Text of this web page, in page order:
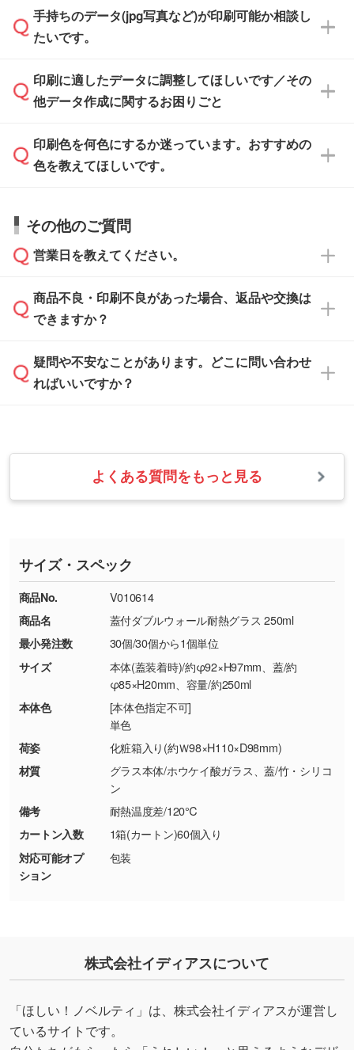
せいただければ、弊社にて無料でデザインデー
タを1点作成いたします。
積・ご注文フォームにアップロードしてご入稿
ください。
ご入稿後は経験豊富なスタッフがデータに不備
がないかチェックし、お客様と確認してから印
刷に進みますので、ご安心ください。
一部商品は入稿用テンプレートのご用意があり
ます。各商品ページの『印刷方法・テンプレー
入稿用のテンプレートはPDF形式ですが、
IllustratorやPhotoshopで開いてご利用いただけ
方」をご確認ください。
手持ちのデータ(jpg写真など)が印刷可能か相談し
たいです。
印刷に適したデータ・解像度かどうか、担当ス
タッフが事前に確認いたします。
ムへ添付いただくか、担当スタッフ宛にメール
でお送りください。
い合わせください。
なお、印刷用データの作り方に関する詳細は、
印刷に適したデータに調整してほしいです／その
他データ作成に関するお困りごと
データ作成でお困りの際には、担当スタッフが
サポートいたしますのでお気軽にご相談くださ
から添付してお送りください。
しい
解像度の低い画像や、手書きのイラスト、写真
などを、印刷に適したベクターデータに変換し
・フルカラーデータを1色に変換してほしい
・1色印刷でグラデーションや濃淡を表現した
い
す。→詳しく見る
・コーポレートカラーを使って印刷したい／印
刷色にこだわりがある
DIC・PANTONEなどのカラーチップの指定や、
現物支給による色指定も承っております。→詳
・背景がある画像からキャラクター部分だけを
使いたいです
シンプルな背景のデータや、使いたいキャラク
ター部分の輪郭がはっきりしているデータは切
り抜き処理が可能です。→詳しく見る
・持っているデータの背景が足りない／塗り足
しの作り方が分からない
印刷したいデータが印刷範囲よりも小さい場
・デザインにQRコードを入れたい／QRコード
を生成してほしい
URLをご指定いただければ、QRコードを生成
いたします。配置のご相談にも応じています。
→詳しく見る
印刷色を何色にするか迷っています。おすすめの
色を教えてほしいです。
お見積・ご注文・
相談いただきますと、担当スタッフがお客様の
ご希望や商品の本体色を確認し、印刷色をご提
本体色がブラック、ネイビーなど濃色の場合は
白色か淡い色の印刷色をおすすめしておりま
本体色がナチュラルなど淡色の場合、印刷をく
っきりと目立たせたいときは濃い印刷色が、柔
らかい雰囲気にしたいときは淡い印刷色が映え
また、お選びいただいた印刷色が本体色に合わ
ない場合や仕上がりに影響しそうな場合は、ス
その他のご質問
営業日を教えてください。
営業日は平日の10:00～18:00で、土日祝日はお
休みとなります。注文・見積・お問い合わせ
速やかに対応いたします。
商品不良・印刷不良があった場合、返品や交換は
できますか？
お手数をお掛けいたしますが、至急担当スタッ
フまでご連絡ください。商品の状況を確認し、
・お届け時に商品が損傷・故障している場合
・ご注文と異なる商品が届いた場合
・印刷不良があった場合
※詳しくは「商品の良品基準について
ください。
【返品・交換ができない場合】
・お客様の元で商品を加工された場合、または
商品が破損した場合
・商品到着後7日以上経過している場合
・お客様のご都合による返品・交換依頼(商
品・色・数量などの注文間違い等)
疑問や不安なことがあります。どこに問い合わせ
ればいいですか？
業日以内に担当スタッフよりメールにてご連絡
いたします。
お急ぎの場合はお電話でのご質問も受け付けて
TEL：0422-29-9911 営業時間10:00～
18:00(土日祝日除く)
お問い合わせフォームはこちら
よくある質問をもっと見る
サイズ・スペック
商品No.
V010614
商品名
蓋付ダブルウォール耐熱グラス 250ml
最小発注数
30個/30個から1個単位
サイズ
本体(蓋装着時)/約φ92×H97mm、蓋/約
φ85×H20mm、容量/約250ml
本体色
[本体色指定不可]
単色
荷姿
化粧箱入り(約Ｗ98×H110×D98mm)
材質
グラス本体/ホウケイ酸ガラス、蓋/竹・シリコ
ン
備考
耐熱温度差/120℃
カートン入数
1箱(カートン)60個入り
対応可能オプ
ション
包装
株式会社イディアスについて
「ほしい！ノベルティ」は、株式会社イディアスが運営し
ているサイトです。